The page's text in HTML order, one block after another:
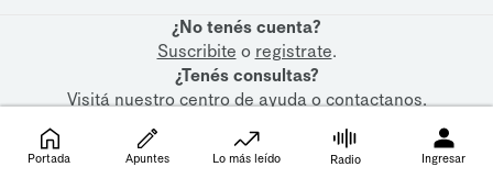
¿No tenés cuenta?
Suscribite o registrate.
¿Tenés consultas?
Visitá nuestrocentro de ayudaocontactanos.
Portada Apuntes Lo más leído Radio Ingresar